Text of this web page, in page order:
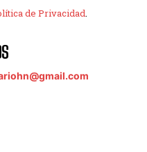
de Privacidad.